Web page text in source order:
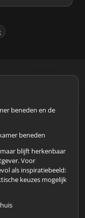
beneden en de
beneden
blijft herkenbaar
Voor
als inspiratiebeeld:
keuzes mogelijk